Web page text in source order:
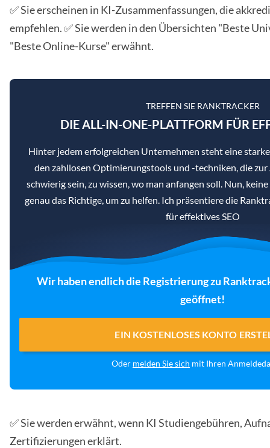
✅ Sie erscheinen in KI-Zusammenfassungen, die
empfehlen. ✅ Sie werden in den Übersichten "Beste
"Beste Online-Kurse" erwähnt.
TREFFEN SIE RANKTRACKER
DIE ALL-IN-ONE-PLATTFORM FÜR
Hinter jedem erfolgreichen Unternehmen steht eine
den zahllosen Optimierungstools und -techniken, die zur
schwierig sein, zu wissen, wo man anfangen soll. Nun,
genau das Richtige, um zu helfen. Ich präsentiere die
für effektives SEO
Wir haben endlich die Registrierung zu
geöffnet!
EIN KOSTENLOSES KONTO
Oder melden Sie sich mit Ihren
✅ Sie werden erwähnt, wenn KI Studiengebühren,
Zertifizierungen erklärt.